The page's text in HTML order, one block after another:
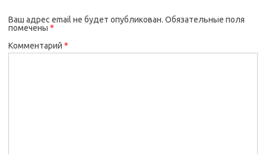
Ваш адрес email не будет опубликован. Обязательные поля
помечены *
Комментарий *